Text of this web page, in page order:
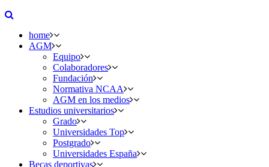
home
AGM
Equipo
Colaboradores
Fundación
Normativa NCAA
AGM en los medios
Estudios universitarios
Grado
Universidades Top
Postgrado
Universidades España
Becas deportivas